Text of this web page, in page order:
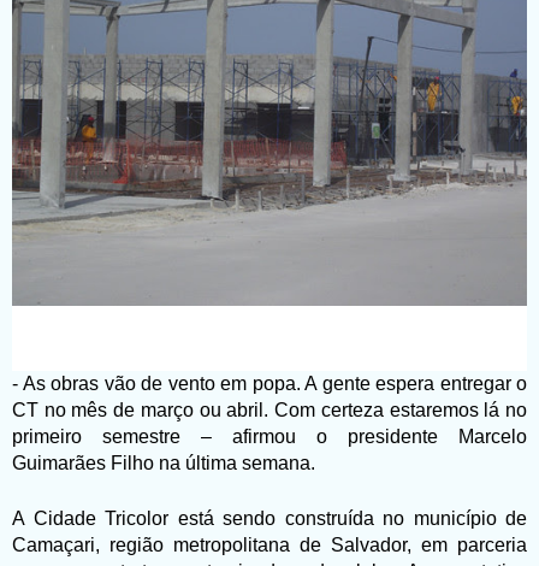
- As obras vão de vento em popa. A gente espera entregar o
CT no mês de março ou abril. Com certeza estaremos lá no
primeiro semestre – afirmou o presidente Marcelo
Guimarães Filho na última semana.
A Cidade Tricolor está sendo construída no município de
Camaçari, região metropolitana de Salvador, em parceria